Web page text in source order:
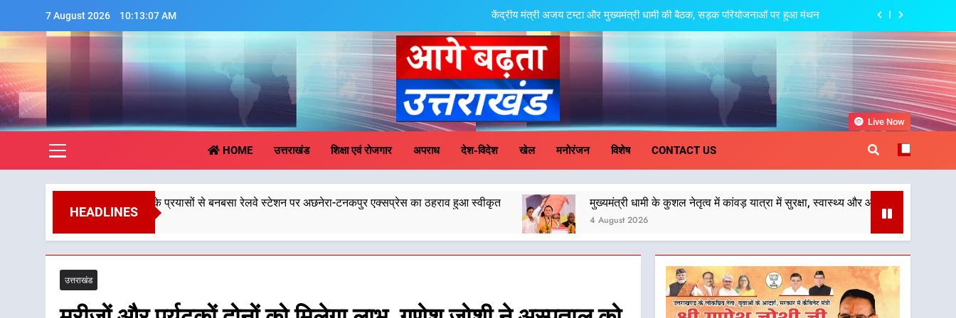
content
7 August 2026 10:13:08 AM केंद्रीय मंत्री अजय टम्टा और मुख्यमंत्री धामी की बैठक, सड़क परियोजनाओं पर हुआ मंथन
एमडीडीए बोर्ड बैठक में 25 विकास प्रस्तावों को मिली मंजूरी, देहरादून-मसूरी के नियोजित विकास को मिलेगी रफ्तार
मुख्यमंत्री धामी के प्रयासों से बनबसा रेलवे स्टेशन पर अछनेरा-टनकपुर एक्सप्रेस का ठहराव हुआ स्वीकृत
मुख्यमंत्री धामी के कुशल नेतृत्व में कांवड़ यात्रा में सुरक्षा, स्वास्थ्य और आपातकालीन सेवाओं की बनी मजबूत व्यवस्था
एमडीडीए बोर्ड बैठक में 25 विकास प्रस्तावों को मिली मंजूरी, देहरादून-मसूरी के नियोजित विकास को मिलेगी रफ्तार
मुख्यमंत्री धामी के प्रयासों से बनबसा रेलवे स्टेशन पर अछनेरा-टनकपुर एक्सप्रेस का ठहराव हुआ स्वीकृत
मुख्यमंत्री धामी के कुशल नेतृत्व में कांवड़ यात्रा में सुरक्षा, स्वास्थ्य और आपातकालीन सेवाओं की बनी मजबूत व्यवस्था
Aage Badhta Uttarakhand
HOME उत्तराखंड शिक्षा एवं रोजगार अपराध देश-विदेश खेल मनोरंजन विशेष CONTACT US
Live Now
HEADLINES
धामी के प्रयासों से बनबसा रेलवे स्टेशन पर अछनेरा-टनकपुर एक्सप्रेस का ठहराव हुआ स्वीकृत मुख्यमंत्री धामी के कुशल नेतृत्व में कांवड़ यात्रा में सुरक्षा, स्वास्थ्य और आपातकालीन सेवाओं की बनी मजबूत व्यवस्था
4 August 2026
उत्तराखंड